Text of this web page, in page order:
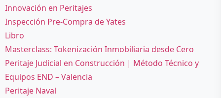
Innovación en Peritajes
Inspección Pre-Compra de Yates
Libro
Masterclass: Tokenización Inmobiliaria desde Cero
Peritaje Judicial en Construcción | Método Técnico y
Equipos END – Valencia
Peritaje Naval